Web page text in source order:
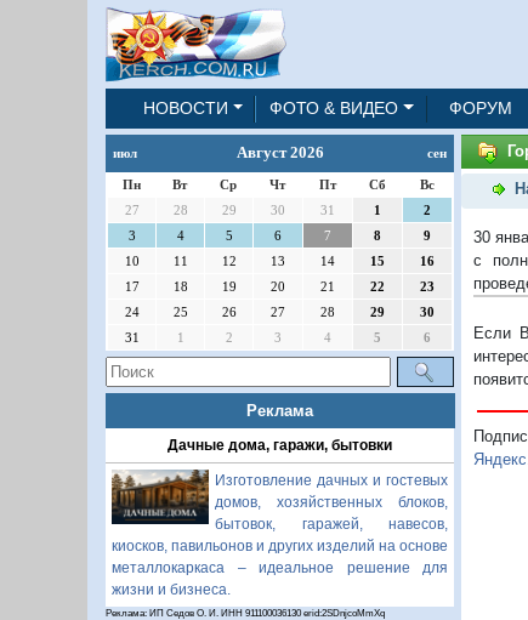
НОВОСТИ ФОТО & ВИДЕО ФОРУМ
июл Август 2026 сен
Пн Вт Ср Чт Пт Сб
Вс
27
28 29 30 31 1
2
3
4 5 6 7 8
9
10
11 12 13 14 15
16
17
18 19 20 21 22
23
24
25 26 27 28 29
30
31
1 2 3 4 5 6
Реклама
Дачные дома, гаражи, бытовки
Изготовление дачных и гостевых
домов, хозяйственных блоков,
бытовок, гаражей, навесов,
киосков, павильонов и других изделий на основе
металлокаркаса – идеальное решение для
жизни и бизнеса.
Реклама: ИП Седов О. И. ИНН 911100036130 erid:2SDnjcoMmXq
30
с
Если